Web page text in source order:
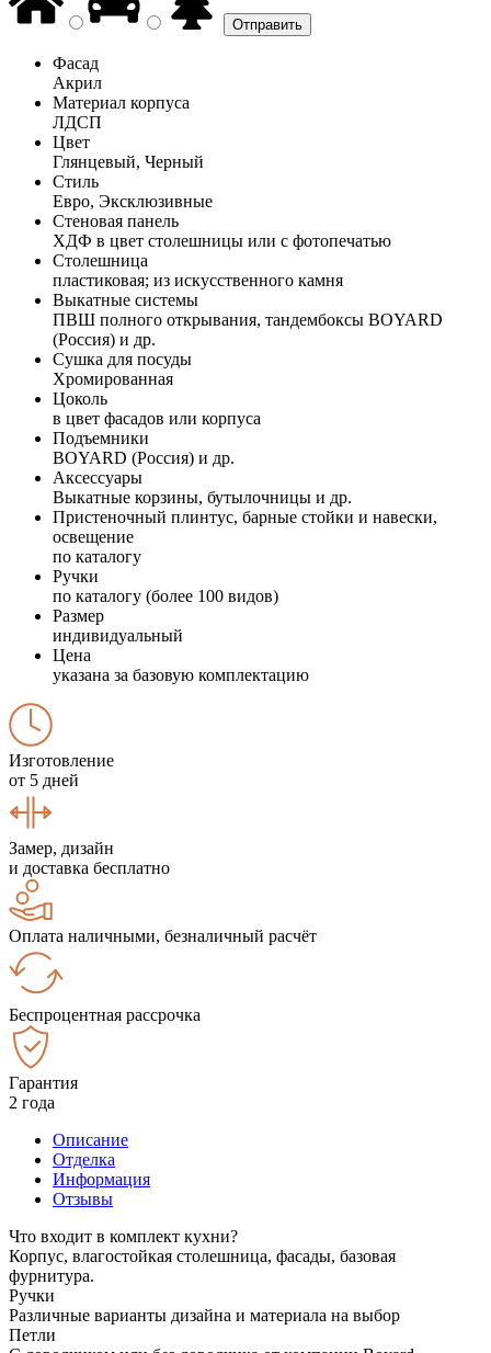
Фасад
Акрил
Материал корпуса
ЛДСП
Цвет
Глянцевый, Черный
Стиль
Евро, Эксклюзивные
Стеновая панель
ХДФ в цвет столешницы или с фотопечатью
Столешница
пластиковая; из искусственного камня
Выкатные системы
ПВШ полного открывания, тандембоксы BOYARD
(Россия) и др.
Сушка для посуды
Хромированная
Цоколь
в цвет фасадов или корпуса
Подъемники
BOYARD (Россия) и др.
Аксессуары
Выкатные корзины, бутылочницы и др.
Пристеночный плинтус, барные стойки и навески,
освещение
по каталогу
Ручки
по каталогу (более 100 видов)
Размер
индивидуальный
Цена
указана за базовую комплектацию
Изготовление
от 5 дней
Замер, дизайн
и доставка бесплатно
Оплата наличными, безналичный расчёт
Беспроцентная рассрочка
Гарантия
2 года
Описание
Отделка
Информация
Отзывы
Что входит в комплект кухни?
Корпус, влагостойкая столешница, фасады, базовая
фурнитура.
Ручки
Различные варианты дизайна и материала на выбор
Петли